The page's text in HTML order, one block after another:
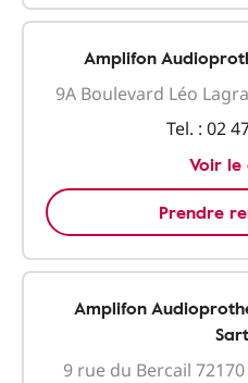
Amplifon
9A Boulevard Léo
Tel. : 02
Voir le
Prendre
Amplifon
9 rue du Bercail